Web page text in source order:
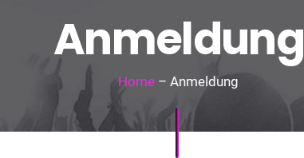
Anmeldung
Home – Anmeldung